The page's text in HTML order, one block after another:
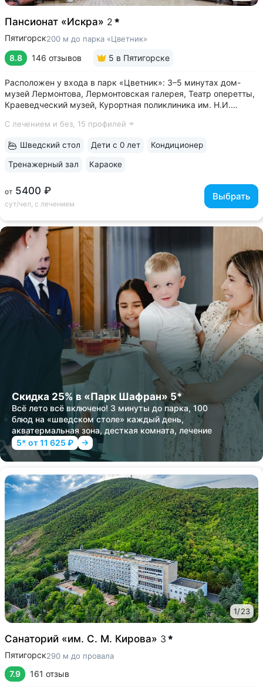
Пансионат «Искра» 2
Пятигорск200 м до парка «Цветник»
8.8 146 отзывов 5 в Пятигорске
Расположен у входа в парк «Цветник»: 3–5 минутах дом-
музей Лермонтова, Лермонтовская галерея, Театр оперетты,
Краеведческий музей, Курортная поликлиника им. Н.И.
с тремя видами минеральных источников № 2, № 17,
С лечением и без, 15 профилей
от 5400 ₽
сут/чел, с лечением
Выбрать
Шведский стол Дети с 0 лет Кондиционер
Тренажерный зал Караоке
Скидка 25% в «Парк Шафран» 5*
Всё лето всё включено! 3 минуты до парка, 100
блюд на «шведском столе» каждый день,
акватермальная зона, десткая комната, лечение
5* от 11 625 ₽
1/23
Санаторий «им. С. М. Кирова» 3
Пятигорск290 м до провала
7.9 161 отзыв